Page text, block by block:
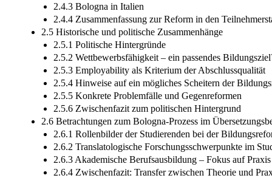
2.4.3 Bologna in Italien
2.4.4 Zusammenfassung zur Reform in den
2.5 Historische und politische Zusammenhänge
2.5.1 Politische Hintergründe
2.5.2 Wettbewerbsfähigkeit – ein passendes
2.5.3 Employability als Kriterium der Abschlussqualität
2.5.4 Hinweise auf ein mögliches Scheitern der
2.5.5 Konkrete Problemfälle und Gegenreformen
2.5.6 Zwischenfazit zum politischen Hintergrund
2.6 Betrachtungen zum Bologna-Prozess im
2.6.1 Rollenbilder der Studierenden bei der
2.6.2 Translatologische Forschungsschwerpunkte im
2.6.3 Akademische Berufsausbildung – Fokus auf
2.6.4 Zwischenfazit: Transfer zwischen Theorie und